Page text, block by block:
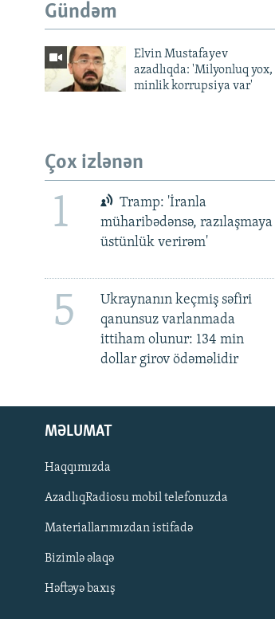
Gündəm
Elvin Mustafayev
azadlıqda: 'Milyonluq yox,
minlik korrupsiya var'
Çox izlənən
1
Tramp: 'İranla
müharibədənsə, razılaşmaya
üstünlük verirəm'
5
Ukraynanın keçmiş səfiri
qanunsuz varlanmada
ittiham olunur: 134 min
dollar girov ödəməlidir
MƏLUMAT
Haqqımızda
AzadlıqRadiosu mobil telefonuzda
Materiallarımızdan istifadə
Bizimlə əlaqə
Həftəyə baxış